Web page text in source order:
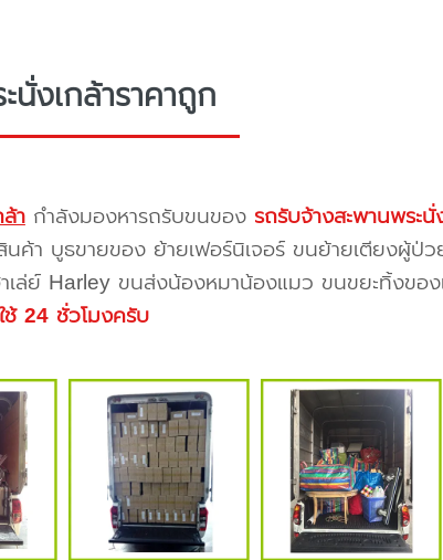
นั่งเกล้าราคาถูก
ากำลังมองหารถรับขนของ รถรับจ้างสะพานพระนั่
า บูธขายของ ย้ายเฟอร์นิเจอร์ ขนย้ายเตียงผู้ป่
ล่ย์ Harley ขนส่งน้องหมาน้องแมว ขนขยะทิ้งขอ
ช้ 24 ชั่วโมงครับ